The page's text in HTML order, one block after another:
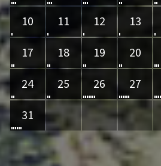
10
11 12 13
17
18 19 20
24
25 26 27
31